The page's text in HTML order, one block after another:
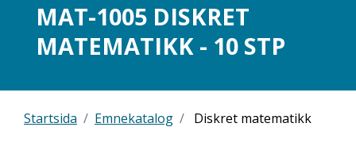
MAT-1005 DISKRET
MATEMATIKK - 10 STP
Startsida Emnekatalog Diskret matematikk